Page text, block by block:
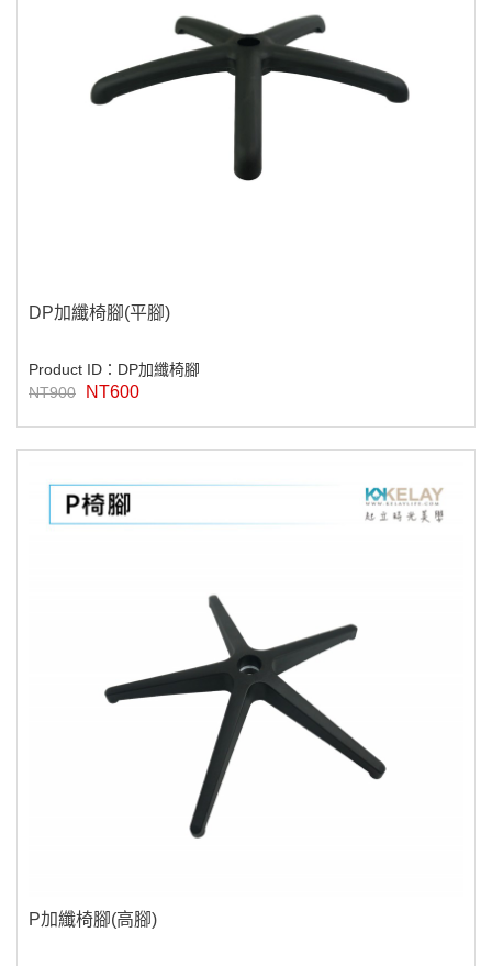
DP加纖椅腳(平腳)
Product ID：DP加纖椅腳
NT900
NT600
P加纖椅腳(高腳)